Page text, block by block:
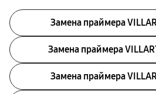
Замена праймера
Замена праймера
Замена праймера